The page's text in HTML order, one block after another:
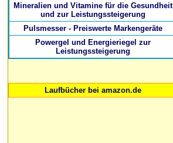
Mineralien und Vitamine für die Gesundheit
und zur Leistungssteigerung
Pulsmesser - Preiswerte Markengeräte
Powergel und Energieriegel zur
Leistungssteigerung
Laufbücher bei amazon.de